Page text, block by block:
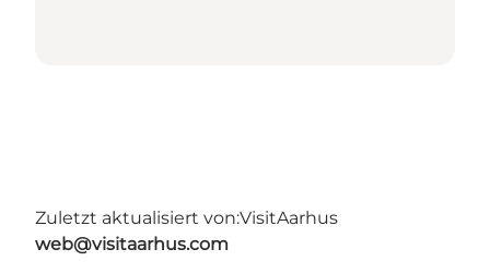
Zuletzt aktualisiert von:VisitAarhus
web@visitaarhus.com